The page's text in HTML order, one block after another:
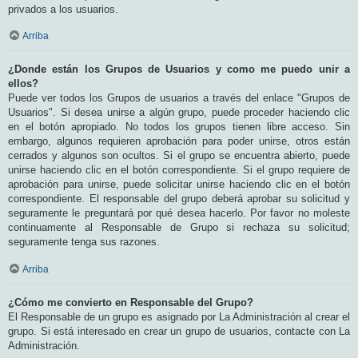
privados a los usuarios.
Arriba
¿Donde están los Grupos de Usuarios y como me puedo unir a
ellos?
Puede ver todos los Grupos de usuarios a través del enlace "Grupos de
Usuarios". Si desea unirse a algún grupo, puede proceder haciendo clic
en el botón apropiado. No todos los grupos tienen libre acceso. Sin
embargo, algunos requieren aprobación para poder unirse, otros están
cerrados y algunos son ocultos. Si el grupo se encuentra abierto, puede
unirse haciendo clic en el botón correspondiente. Si el grupo requiere de
aprobación para unirse, puede solicitar unirse haciendo clic en el botón
correspondiente. El responsable del grupo deberá aprobar su solicitud y
seguramente le preguntará por qué desea hacerlo. Por favor no moleste
continuamente al Responsable de Grupo si rechaza su solicitud;
seguramente tenga sus razones.
Arriba
¿Cómo me convierto en Responsable del Grupo?
El Responsable de un grupo es asignado por La Administración al crear el
grupo. Si está interesado en crear un grupo de usuarios, contacte con La
Administración.